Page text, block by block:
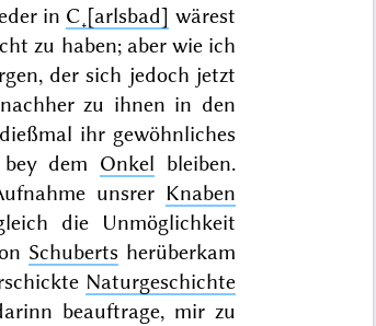
in C˖[arlsbad] wärest
zu haben; aber wie ich
der sich jedoch jetzt
zu ihnen in den
ihr gewöhnliches
dem Onkel bleiben.
unsrer Knaben
die Unmöglichkeit
Schuberts herüberkam
Naturgeschichte
beauftrage, mir zu